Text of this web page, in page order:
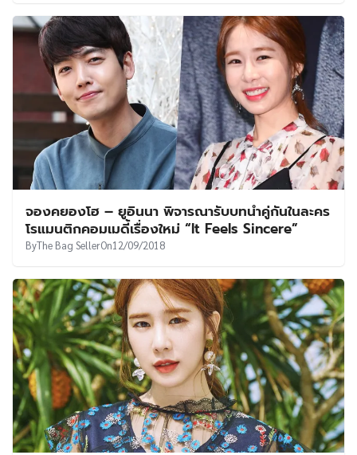
จองคยองโฮ – ยูอินนา พิจารณารับบทนำคู่กันในละคร
โรแมนติกคอมเมดี้เรื่องใหม่ “It Feels Sincere”
ByThe Bag SellerOn12/09/2018